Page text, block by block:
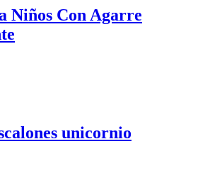
Niños Con Agarre
unicornio